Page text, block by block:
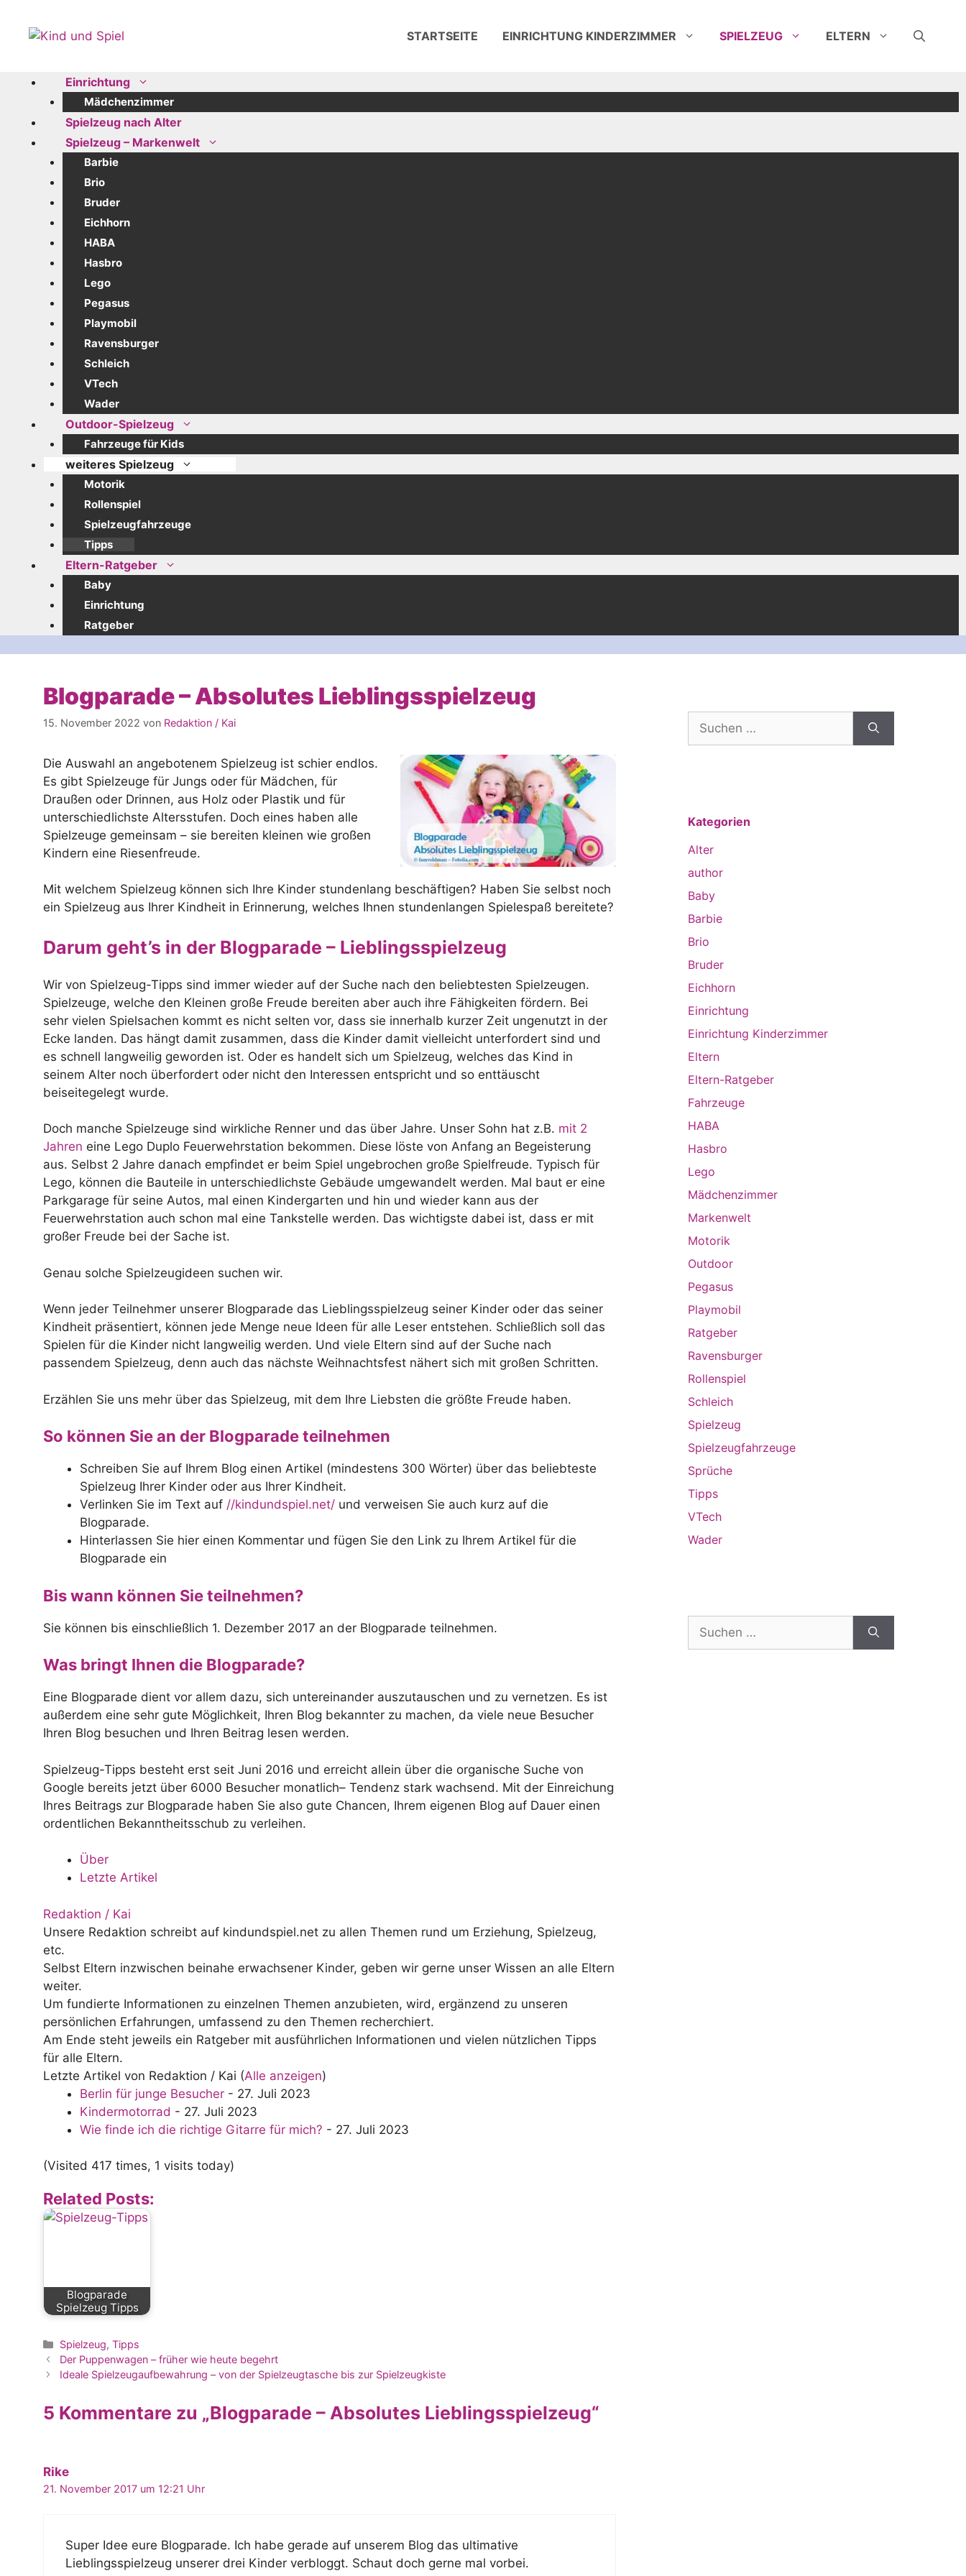
Inhalt
springen
STARTSEITE EINRICHTUNG KINDERZIMMER SPIELZEUG ELTERN
Einrichtung
Mädchenzimmer
Spielzeug nach Alter
Spielzeug – Markenwelt
Barbie
Brio
Bruder
Eichhorn
HABA
Hasbro
Lego
Pegasus
Playmobil
Ravensburger
Schleich
VTech
Wader
Outdoor-Spielzeug
Fahrzeuge für Kids
weiteres Spielzeug
Motorik
Rollenspiel
Spielzeugfahrzeuge
Tipps
Eltern-Ratgeber
Baby
Einrichtung
Ratgeber
Blogparade – Absolutes Lieblingsspielzeug
15. November 2022 von Redaktion / Kai
Die Auswahl an angebotenem Spielzeug ist schier endlos.
Es gibt Spielzeuge für Jungs oder für Mädchen, für
Draußen oder Drinnen, aus Holz oder Plastik und für
unterschiedlichste Altersstufen. Doch eines haben alle
Spielzeuge gemeinsam – sie bereiten kleinen wie großen
Kindern eine Riesenfreude.
Mit welchem Spielzeug können sich Ihre Kinder stundenlang beschäftigen? Haben Sie selbst noch
ein Spielzeug aus Ihrer Kindheit in Erinnerung, welches Ihnen stundenlangen Spielespaß bereitete?
Darum geht’s in der Blogparade – Lieblingsspielzeug
Wir von Spielzeug-Tipps sind immer wieder auf der Suche nach den beliebtesten Spielzeugen.
Spielzeuge, welche den Kleinen große Freude bereiten aber auch ihre Fähigkeiten fördern. Bei
sehr vielen Spielsachen kommt es nicht selten vor, dass sie innerhalb kurzer Zeit ungenutzt in der
Ecke landen. Das hängt damit zusammen, dass die Kinder damit vielleicht unterfordert sind und
es schnell langweilig geworden ist. Oder es handelt sich um Spielzeug, welches das Kind in
seinem Alter noch überfordert oder nicht den Interessen entspricht und so enttäuscht
beiseitegelegt wurde.
Doch manche Spielzeuge sind wirkliche Renner und das über Jahre. Unser Sohn hat z.B. mit 2
Jahren eine Lego Duplo Feuerwehrstation bekommen. Diese löste von Anfang an Begeisterung
aus. Selbst 2 Jahre danach empfindet er beim Spiel ungebrochen große Spielfreude. Typisch für
Lego, können die Bauteile in unterschiedlichste Gebäude umgewandelt werden. Mal baut er eine
Parkgarage für seine Autos, mal einen Kindergarten und hin und wieder kann aus der
Feuerwehrstation auch schon mal eine Tankstelle werden. Das wichtigste dabei ist, dass er mit
großer Freude bei der Sache ist.
Genau solche Spielzeugideen suchen wir.
Wenn jeder Teilnehmer unserer Blogparade das Lieblingsspielzeug seiner Kinder oder das seiner
Kindheit präsentiert, können jede Menge neue Ideen für alle Leser entstehen. Schließlich soll das
Spielen für die Kinder nicht langweilig werden. Und viele Eltern sind auf der Suche nach
passendem Spielzeug, denn auch das nächste Weihnachtsfest nähert sich mit großen Schritten.
Erzählen Sie uns mehr über das Spielzeug, mit dem Ihre Liebsten die größte Freude haben.
So können Sie an der Blogparade teilnehmen
Schreiben Sie auf Ihrem Blog einen Artikel (mindestens 300 Wörter) über das beliebteste
Spielzeug Ihrer Kinder oder aus Ihrer Kindheit.
Verlinken Sie im Text auf //kindundspiel.net/ und verweisen Sie auch kurz auf die
Blogparade.
Hinterlassen Sie hier einen Kommentar und fügen Sie den Link zu Ihrem Artikel für die
Blogparade ein
Bis wann können Sie teilnehmen?
Sie können bis einschließlich 1. Dezember 2017 an der Blogparade teilnehmen.
Was bringt Ihnen die Blogparade?
Eine Blogparade dient vor allem dazu, sich untereinander auszutauschen und zu vernetzen. Es ist
außerdem eine sehr gute Möglichkeit, Ihren Blog bekannter zu machen, da viele neue Besucher
Ihren Blog besuchen und Ihren Beitrag lesen werden.
Spielzeug-Tipps besteht erst seit Juni 2016 und erreicht allein über die organische Suche von
Google bereits jetzt über 6000 Besucher monatlich– Tendenz stark wachsend. Mit der Einreichung
Ihres Beitrags zur Blogparade haben Sie also gute Chancen, Ihrem eigenen Blog auf Dauer einen
ordentlichen Bekanntheitsschub zu verleihen.
Über
Letzte Artikel
Redaktion / Kai
Unsere Redaktion schreibt auf kindundspiel.net zu allen Themen rund um Erziehung, Spielzeug,
etc.
Selbst Eltern inzwischen beinahe erwachsener Kinder, geben wir gerne unser Wissen an alle Eltern
weiter.
Um fundierte Informationen zu einzelnen Themen anzubieten, wird, ergänzend zu unseren
persönlichen Erfahrungen, umfassend zu den Themen recherchiert.
Am Ende steht jeweils ein Ratgeber mit ausführlichen Informationen und vielen nützlichen Tipps
für alle Eltern.
Letzte Artikel von Redaktion / Kai (Alle anzeigen)
Berlin für junge Besucher - 27. Juli 2023
Kindermotorrad - 27. Juli 2023
Wie finde ich die richtige Gitarre für mich? - 27. Juli 2023
(Visited 417 times, 1 visits today)
Related Posts:
Blogparade
Spielzeug Tipps
Kategorien
Spielzeug,Tipps
Der Puppenwagen – früher wie heute begehrt
Ideale Spielzeugaufbewahrung – von der Spielzeugtasche bis zur Spielzeugkiste
5 Kommentare zu „Blogparade – Absolutes Lieblingsspielzeug“
Rike
21. November 2017 um 12:21 Uhr
Super Idee eure Blogparade. Ich habe gerade auf unserem Blog das ultimative
Lieblingsspielzeug unserer drei Kinder verbloggt. Schaut doch gerne mal vorbei.
nach:
Kategorien
Alter
author
Baby
Barbie
Brio
Bruder
Eichhorn
Einrichtung
Einrichtung Kinderzimmer
Eltern
Eltern-Ratgeber
Fahrzeuge
HABA
Hasbro
Lego
Mädchenzimmer
Markenwelt
Motorik
Outdoor
Pegasus
Playmobil
Ratgeber
Ravensburger
Rollenspiel
Schleich
Spielzeug
Spielzeugfahrzeuge
Sprüche
Tipps
VTech
Wader
nach: